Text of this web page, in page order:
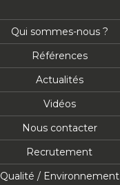
Qui sommes-nous ?
Références
Actualités
Vidéos
Nous contacter
Recrutement
Qualité / Environnement